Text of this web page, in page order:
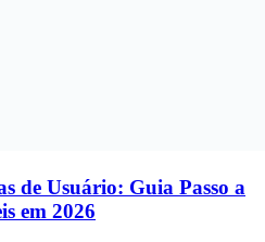
de Usuário: Guia Passo a
em 2026